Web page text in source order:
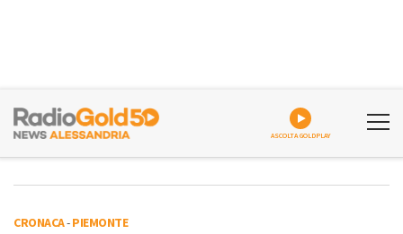
ASCOLTA GOLDPLAY
CRONACA-PIEMONTE